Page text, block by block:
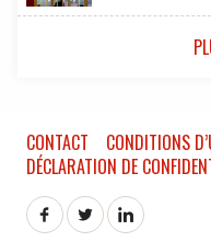
CONTACT
CONDITIONS
DÉCLARATION DE